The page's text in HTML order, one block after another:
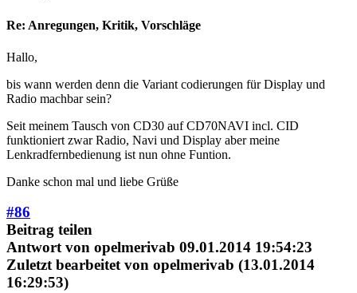
Re: Anregungen, Kritik, Vorschläge
Hallo,
bis wann werden denn die Variant codierungen für Display und
Radio machbar sein?
Seit meinem Tausch von CD30 auf CD70NAVI incl. CID
funktioniert zwar Radio, Navi und Display aber meine
Lenkradfernbedienung ist nun ohne Funtion.
Danke schon mal und liebe Grüße
#86
Beitrag teilen
Antwort von opelmerivab 09.01.2014 19:54:23
Zuletzt bearbeitet von opelmerivab (13.01.2014
16:29:53)